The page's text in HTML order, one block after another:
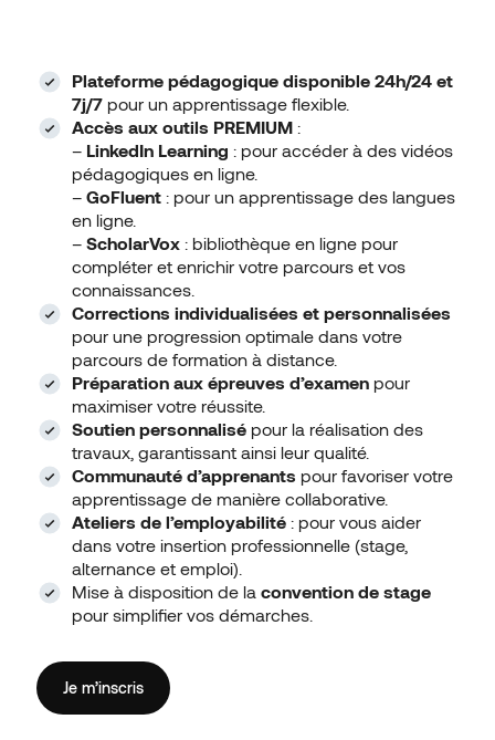
Plateforme pédagogique disponible 24h/24 et
7j/7 pour un apprentissage flexible.
Accès aux outils PREMIUM :
– LinkedIn Learning : pour accéder à des vidéos
pédagogiques en ligne.
–GoFluent : pour un apprentissage des langues
en ligne.
–ScholarVox : bibliothèque en ligne pour
compléter et enrichir votre parcours et vos
connaissances.
Corrections individualisées et personnalisées
pour une progression optimale dans votre
parcours de formation à distance.
Préparation aux épreuves d’examen pour
maximiser votre réussite.
Soutien personnalisé pour la réalisation des
travaux, garantissant ainsi leur qualité.
Communauté d’apprenants pour favoriser votre
apprentissage de manière collaborative.
Ateliers de l’employabilité : pour vous aider
dans votre insertion professionnelle (stage,
alternance et emploi).
Mise à disposition de laconvention de stage
pour simplifier vos démarches.
Je m’inscris